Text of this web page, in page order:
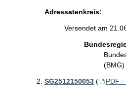
Adressatenkreis:
Versendet am
(BMG)
SG2512150053 ( PDF -